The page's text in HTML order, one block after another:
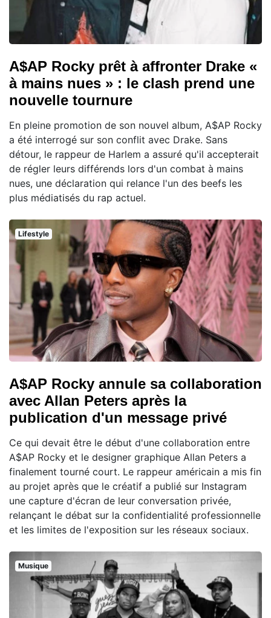
A$AP Rocky prêt à affronter Drake «
à mains nues » : le clash prend une
nouvelle tournure
En pleine promotion de son nouvel album, A$AP Rocky
a été interrogé sur son conflit avec Drake. Sans
détour, le rappeur de Harlem a assuré qu'il accepterait
de régler leurs différends lors d'un combat à mains
nues, une déclaration qui relance l'un des beefs les
plus médiatisés du rap actuel.
Lifestyle
A$AP Rocky annule sa collaboration
avec Allan Peters après la
publication d'un message privé
Ce qui devait être le début d'une collaboration entre
A$AP Rocky et le designer graphique Allan Peters a
finalement tourné court. Le rappeur américain a mis fin
au projet après que le créatif a publié sur Instagram
une capture d'écran de leur conversation privée,
relançant le débat sur la confidentialité professionnelle
et les limites de l'exposition sur les réseaux sociaux.
Musique